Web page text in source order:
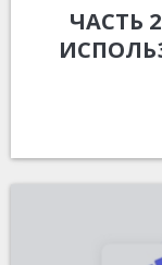
ЧАСТЬ